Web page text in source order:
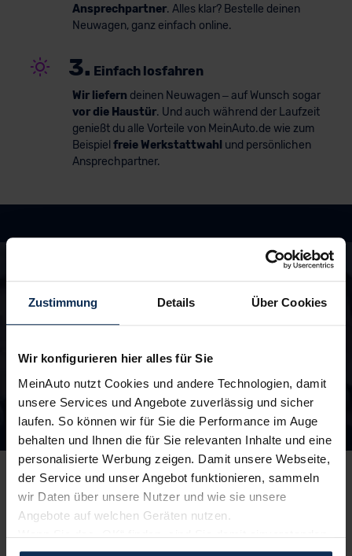
Zustimmung Details Über Cookies
Wir konfigurieren hier alles für Sie
MeinAuto nutzt Cookies und andere Technologien, damit
unsere Services und Angebote zuverlässig und sicher
laufen. So können wir für Sie die Performance im Auge
behalten und Ihnen die für Sie relevanten Inhalte und eine
personalisierte Werbung zeigen. Damit unsere Webseite,
der Service und unser Angebot funktionieren, sammeln
wir Daten über unsere Nutzer und wie sie unsere
Angebote auf welchen Geräten nutzen.
Wenn Sie das „OK“ finden, sind Sie damit einverstanden
und erlauben uns Cookies für unseren Service zu
Ansprechpartner. Alles klar? Bestelle deinen
Neuwagen, ganz einfach online.
3. Einfach losfahren
Wir liefern deinen Neuwagen – auf Wunsch sogar
vor die Haustür. Und auch während der Laufzeit
genießt du alle Vorteile von MeinAuto.de wie zum
Beispiel freie Werkstattwahl und persönlichen
Ansprechpartner.
In unseren FAQ findest du Antworten rund um
Lieferzeiten
zu den FAQ
Unsere Top Marken
Peugeot Skoda